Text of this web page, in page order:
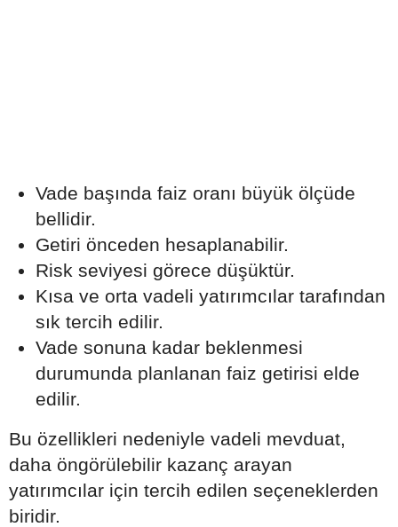
Vade başında faiz oranı büyük ölçüde
bellidir.
Getiri önceden hesaplanabilir.
Risk seviyesi görece düşüktür.
Kısa ve orta vadeli yatırımcılar tarafından
sık tercih edilir.
Vade sonuna kadar beklenmesi
durumunda planlanan faiz getirisi elde
edilir.
Bu özellikleri nedeniyle vadeli mevduat,
daha öngörülebilir kazanç arayan
yatırımcılar için tercih edilen seçeneklerden
biridir.